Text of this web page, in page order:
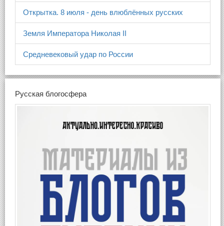
Открытка. 8 июля - день влюблённых русских
Земля Императора Николая II
Средневековый удар по России
Русская блогосфера